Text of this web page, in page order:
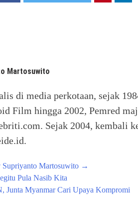
Martosuwito
di media perkotaan, sejak
Film hingga 2002, Pemred
Sejak 2004, kembali
Martosuwito →
Pula Nasib Kita
Junta Myanmar Cari Upaya Kompromi